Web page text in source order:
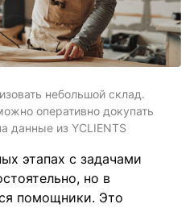
небольшой склад.
оперативно докупать
данные из YCLIENTS
этапах с задачами
но в
помощники. Это